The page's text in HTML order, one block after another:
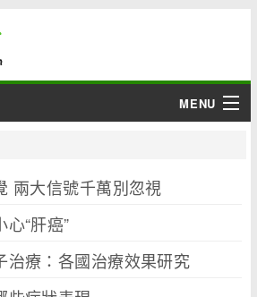
MENU
兩大信號千萬別忽視
“肝癌”
治療：各國治療效果研究